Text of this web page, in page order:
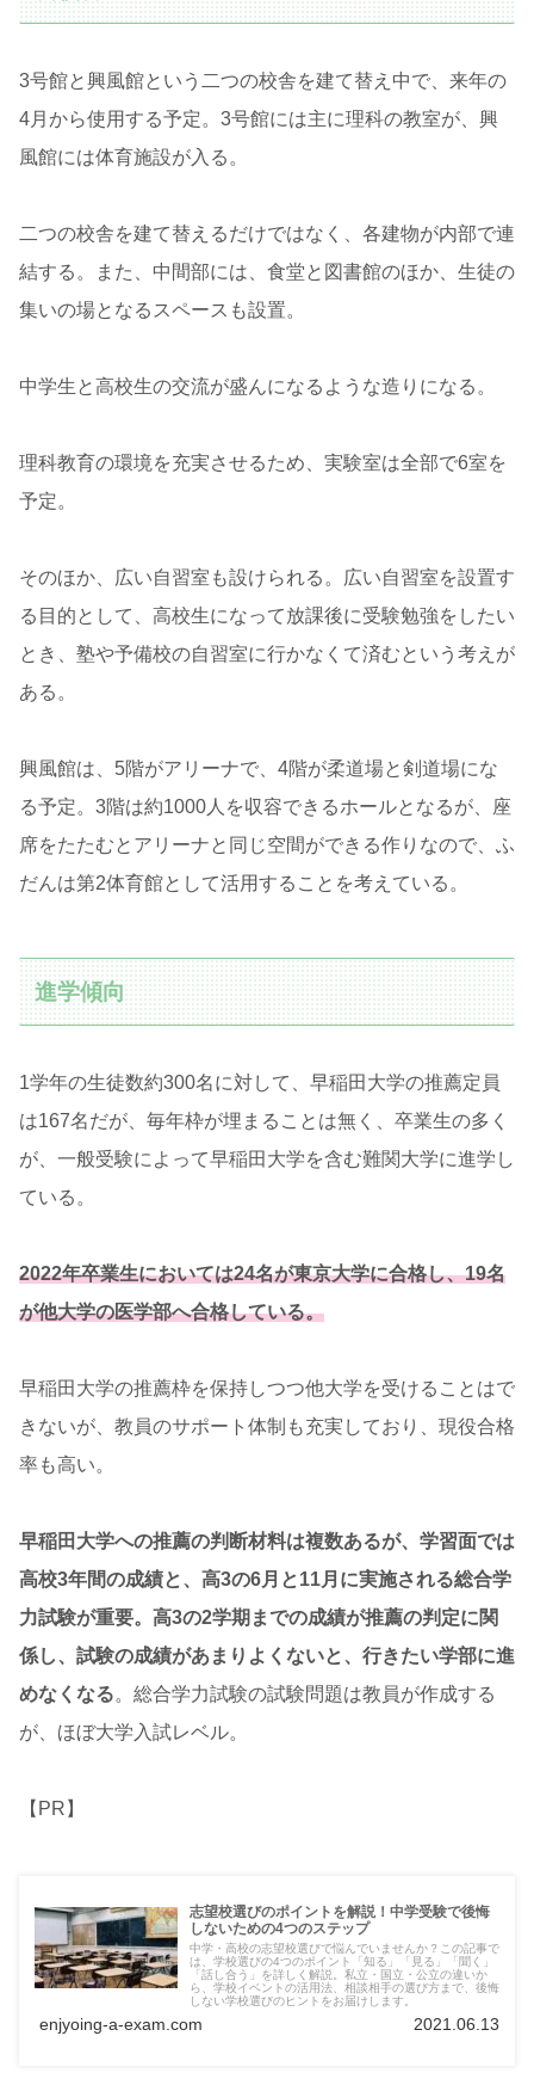
3号館と興風館という二つの校舎を建て替え中で、来年の
4月から使用する予定。3号館には主に理科の教室が、興
風館には体育施設が入る。
二つの校舎を建て替えるだけではなく、各建物が内部で連
結する。また、中間部には、食堂と図書館のほか、生徒の
集いの場となるスペースも設置。
中学生と高校生の交流が盛んになるような造りになる。
理科教育の環境を充実させるため、実験室は全部で6室を
予定。
そのほか、広い自習室も設けられる。広い自習室を設置す
る目的として、高校生になって放課後に受験勉強をしたい
とき、塾や予備校の自習室に行かなくて済むという考えが
ある。
興風館は、5階がアリーナで、4階が柔道場と剣道場にな
る予定。3階は約1000人を収容できるホールとなるが、座
席をたたむとアリーナと同じ空間ができる作りなので、ふ
だんは第2体育館として活用することを考えている。
進学傾向
1学年の生徒数約300名に対して、早稲田大学の推薦定員
は167名だが、毎年枠が埋まることは無く、卒業生の多く
が、一般受験によって早稲田大学を含む難関大学に進学し
ている。
2022年卒業生においては24名が東京大学に合格し、19名
が他大学の医学部へ合格している。
早稲田大学の推薦枠を保持しつつ他大学を受けることはで
きないが、教員のサポート体制も充実しており、現役合格
率も高い。
早稲田大学への推薦の判断材料は複数あるが、学習面では
高校3年間の成績と、高3の6月と11月に実施される総合学
力試験が重要。高3の2学期までの成績が推薦の判定に関
係し、試験の成績があまりよくないと、行きたい学部に進
めなくなる。総合学力試験の試験問題は教員が作成する
が、ほぼ大学入試レベル。
【PR】
志望校選びのポイントを解説！中学受験で後悔
しないための4つのステップ
中学・高校の志望校選びで悩んでいませんか？この記事で
は、学校選びの4つのポイント「知る」「見る」「聞く」
「話し合う」を詳しく解説。私立・国立・公立の違いか
ら、学校イベントの活用法、相談相手の選び方まで、後悔
しない学校選びのヒントをお届けします。
enjyoing-a-exam.com 2021.06.13